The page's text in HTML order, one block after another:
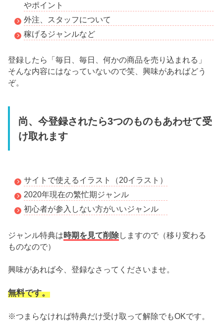
やポイント
外注、スタッフについて
稼げるジャンルなど
登録したら「毎日、毎日、何かの商品を売り込まれる」
そんな内容にはなっていないので笑、興味があればどう
ぞ。
尚、今登録されたら3つのものもあわせて受
け取れます
サイトで使えるイラスト（20イラスト）
2020年現在の繁忙期ジャンル
初心者が参入しない方がいいジャンル
ジャンル特典は時期を見て削除しますので（移り変わる
ものなので）
興味があれば今、登録なさってくださいませ。
無料です。
※つまらなければ特典だけ受け取って解除でもOKです。